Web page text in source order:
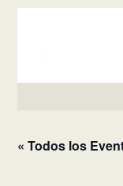
« Todos los